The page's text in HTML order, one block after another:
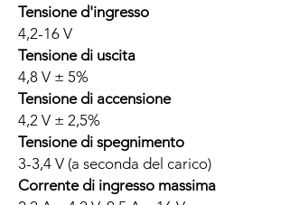
Tensione d'ingresso
4,2-16 V
Tensione di uscita
4,8 V ± 5%
Tensione di accensione
4,2 V ± 2,5%
Tensione di spegnimento
3-3,4 V (a seconda del carico)
Corrente di ingresso massima